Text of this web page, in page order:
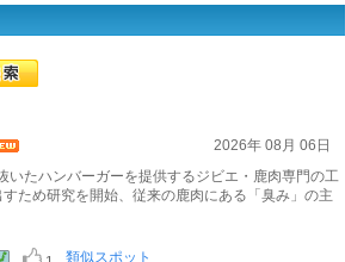
2026年 08月 06日
たハンバーガーを提供するジビエ・鹿肉専門の工
ため研究を開始、従来の鹿肉にある「臭み」の主
類似スポット